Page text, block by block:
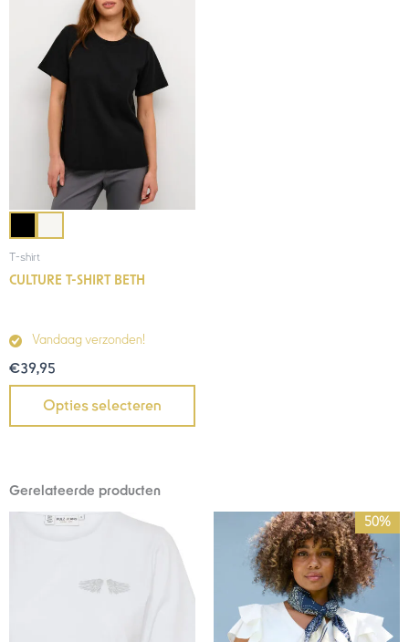
T-shirt
CULTURE T-SHIRT BETH
Vandaag verzonden!
€39,95
Opties selecteren
Gerelateerde producten
50%
Oorspronkelijke
prijs
was:
€49,95.
Huidige
prijs
is:
€25,00.